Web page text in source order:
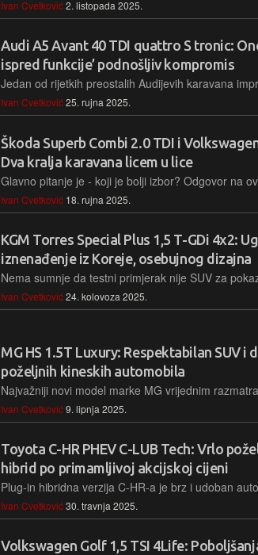
Ivan Cvetković2. listopada 2025.
Audi A5 Avant 40 TDI quattro S tronic:
ispred funkcije’ podnošljiv kompromis
Ivan Cvetković25. rujna 2025.
Škoda Superb Combi 2.0 TDI i
Dva kralja karavana licem u lice
Ivan Cvetković 18. rujna 2025.
KGM Torres Special Plus 1,5 T-GDi 4x2:
iznenađenje iz Koreje, osebujnog dizajna
Ivan Cvetković24. kolovoza 2025.
MG HS 1.5T Luxury: Respektabilan SUV i
poželjnih kineskih automobila
Ivan Cvetković9. lipnja 2025.
Toyota C-HR PHEV C-LUB Tech: Vrlo
hibrid po primamljivoj akcijskoj cijeni
Ivan Cvetković30. travnja 2025.
Volkswagen Golf 1,5 TSI 4Life: